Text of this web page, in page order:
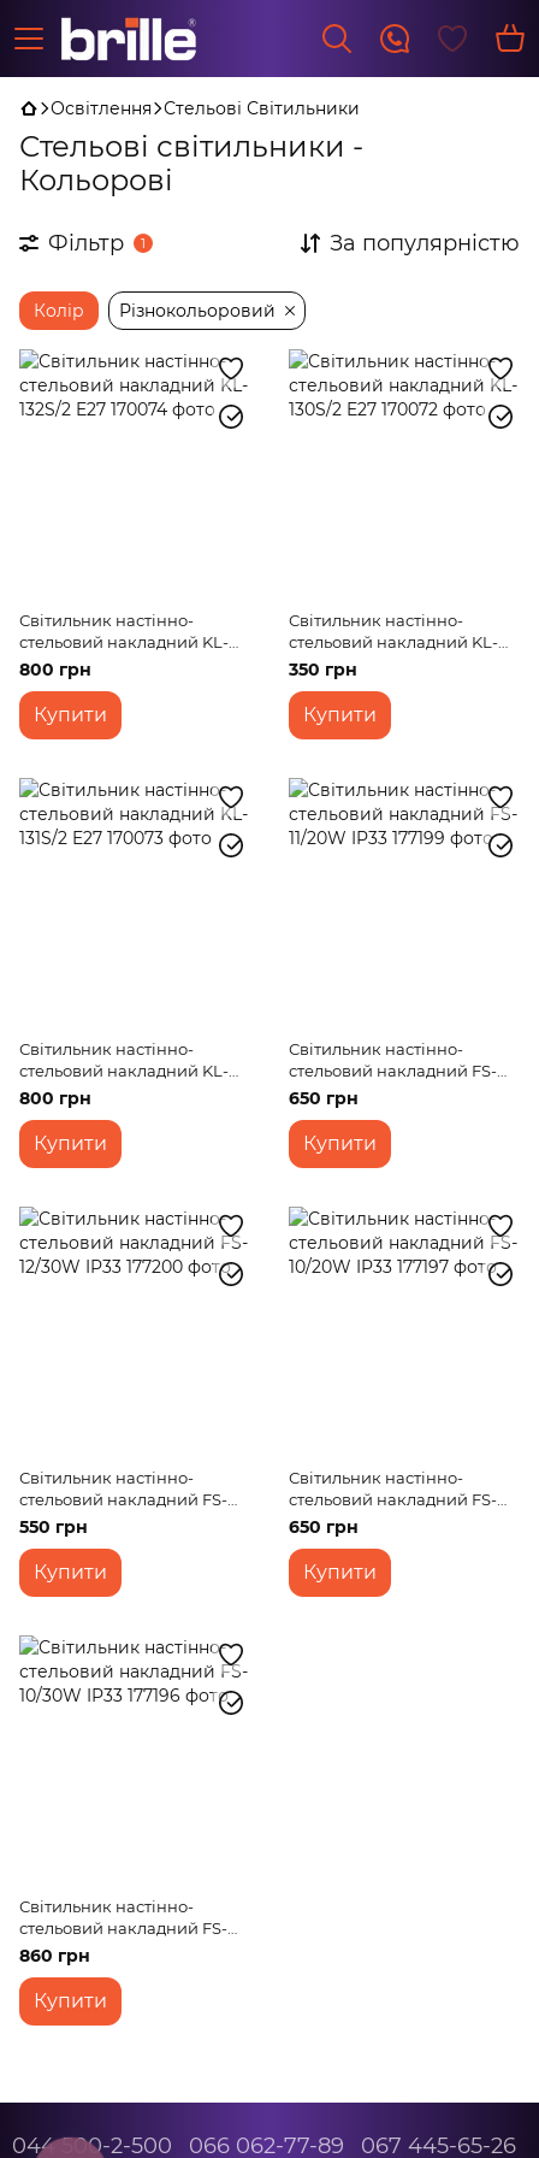
Освітлення Стельові Світильники
Стельові світильники -
Кольорові
Фільтр 1 За популярністю
Колір Різнокольоровий
Світильник настінно-
стельовий накладний KL-
132S/2 E27
800 грн
Купити
Світильник настінно-
стельовий накладний KL-
130S/2 E27
350 грн
Купити
Світильник настінно-
стельовий накладний KL-
131S/2 E27
800 грн
Купити
Світильник настінно-
стельовий накладний FS-
11/20W IP33
650 грн
Купити
Світильник настінно-
стельовий накладний FS-
12/30W IP33
550 грн
Купити
Світильник настінно-
стельовий накладний FS-
10/20W IP33
650 грн
Купити
Світильник настінно-
стельовий накладний FS-
10/30W IP33
860 грн
Купити
044 500-2-500 066 062-77-89 067 445-65-26